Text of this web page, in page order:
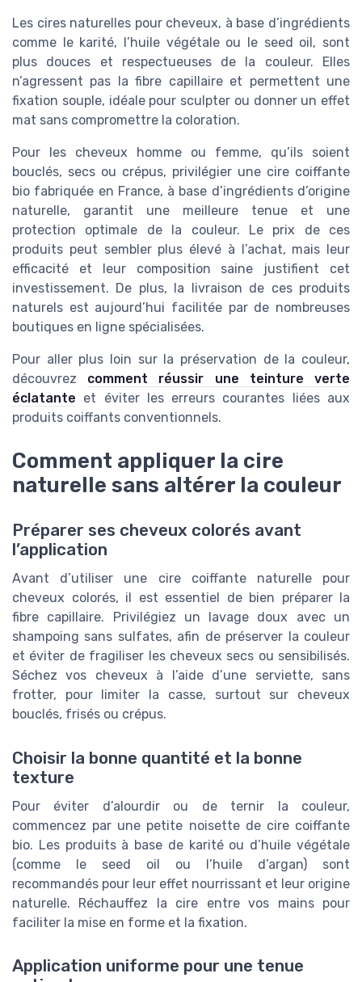
Les cires naturelles pour cheveux, à base d’ingrédients
comme le karité, l’huile végétale ou le seed oil, sont
plus douces et respectueuses de la couleur. Elles
n’agressent pas la fibre capillaire et permettent une
fixation souple, idéale pour sculpter ou donner un effet
mat sans compromettre la coloration.
Pour les cheveux homme ou femme, qu’ils soient
bouclés, secs ou crépus, privilégier une cire coiffante
bio fabriquée en France, à base d’ingrédients d’origine
naturelle, garantit une meilleure tenue et une
protection optimale de la couleur. Le prix de ces
produits peut sembler plus élevé à l’achat, mais leur
efficacité et leur composition saine justifient cet
investissement. De plus, la livraison de ces produits
naturels est aujourd’hui facilitée par de nombreuses
boutiques en ligne spécialisées.
Pour aller plus loin sur la préservation de la couleur,
découvrez comment réussir une teinture verte
éclatante et éviter les erreurs courantes liées aux
produits coiffants conventionnels.
Comment appliquer la cire
naturelle sans altérer la couleur
Préparer ses cheveux colorés avant
l’application
Avant d’utiliser une cire coiffante naturelle pour
cheveux colorés, il est essentiel de bien préparer la
fibre capillaire. Privilégiez un lavage doux avec un
shampoing sans sulfates, afin de préserver la couleur
et éviter de fragiliser les cheveux secs ou sensibilisés.
Séchez vos cheveux à l’aide d’une serviette, sans
frotter, pour limiter la casse, surtout sur cheveux
bouclés, frisés ou crépus.
Choisir la bonne quantité et la bonne
texture
Pour éviter d’alourdir ou de ternir la couleur,
commencez par une petite noisette de cire coiffante
bio. Les produits à base de karité ou d’huile végétale
(comme le seed oil ou l’huile d’argan) sont
recommandés pour leur effet nourrissant et leur origine
naturelle. Réchauffez la cire entre vos mains pour
faciliter la mise en forme et la fixation.
Application uniforme pour une tenue